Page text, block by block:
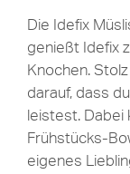
Die Idefix
genießt Idefix
Knochen.
darauf, dass
leistest.
Frühstücks-
eigenes